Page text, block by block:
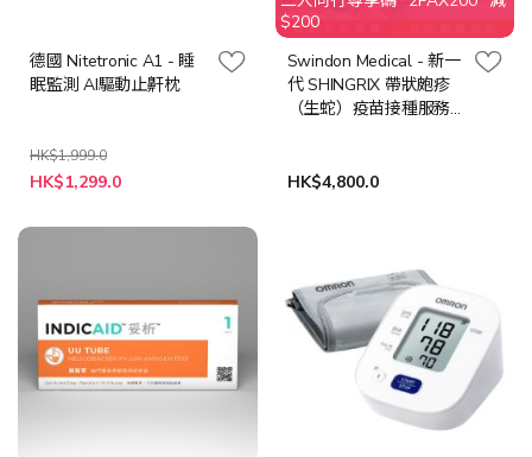
德國 Nitetronic A1 - 睡
眠監測 AI驅動止鼾枕
HK$1,999.0
特
殊
格
HK$1,299.0
$200
Swindon Medical - 新一
代 SHINGRIX 帶狀皰疹
（生蛇）疫苗接種服務
HK$4,800.0